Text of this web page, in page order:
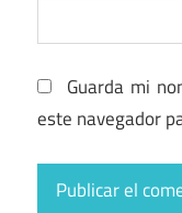
Guarda mi
este navegador